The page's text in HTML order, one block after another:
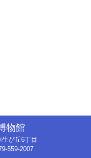
物館
が丘6丁目
559-2007